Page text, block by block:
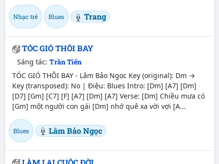
Nhạc trẻ Blues Trang
TÓC GIÓ THÔI BAY
Sáng tác: Trần Tiến
TÓC GIÓ THÔI BAY - Lâm Bảo Ngọc Key (original): Dm →
Key (transposed): No | Điệu: Blues Intro: [Dm] [A7] [Dm]
[D7] [Gm] [C7] [F] [A7] [Dm] [A7] Verse: [Dm] Chiều mưa có
[Gm] một người con gái [Dm] nhớ quê xa vời vợi [A...
Blues Lâm Bảo Ngọc